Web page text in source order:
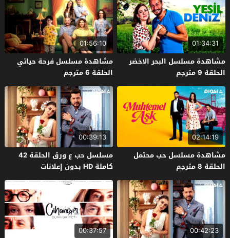
01:34:31
مشاهدة مسلسل البحر الاخضر
الحلقة 9 مترجم
01:56:10
مشاهدة مسلسل فرحة حياتي
الحلقة 6 مترجم
02:14:19
مشاهدة مسلسل حب محتمل
الحلقة 8 مترجم
00:39:13
مسلسل حب ع ورق الحلقة 42
كاملة HD بدون إعلانات
00:42:23
00:37:57